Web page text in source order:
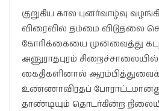
குறுகிய கால புனர்வாழ்வு
விரைவில் தம்மை விடுதலை
கோரிக்கையை முன்வைத்து
அனுராதபுரம்
கைதிகளினால்
உண்ணாவிரதப்
தாண்டியும் தொடர்கின்ற